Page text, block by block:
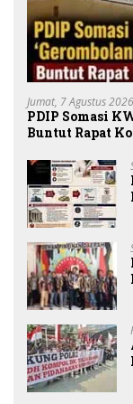
Jumat, 7 Agustus 2026
PDIP Somasi
Buntut Rapat